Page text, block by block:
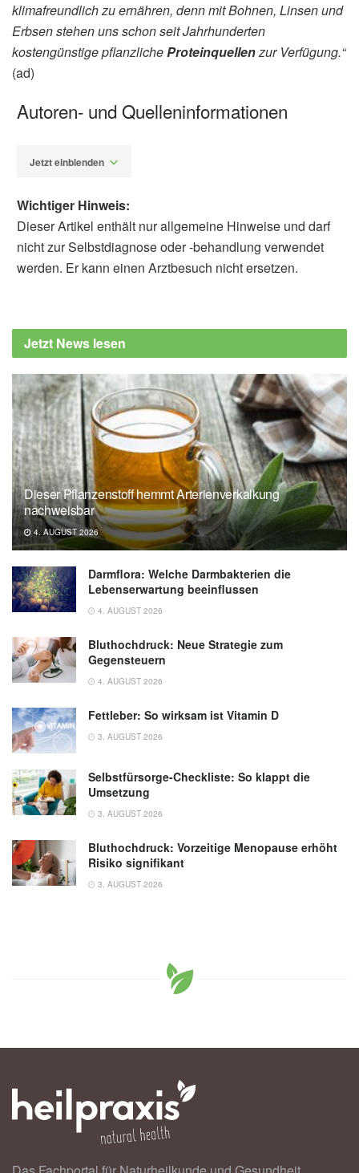
klimafreundlich zu ernähren, denn mit Bohnen, Linsen und
Erbsen stehen uns schon seit Jahrhunderten
kostengünstige pflanzlicheProteinquellenzur Verfügung.“
(ad)
Autoren- und Quelleninformationen
Jetzt einblenden
Insekten sind bislang als Lebensmittel
zugelassen?, (Abruf: 28.02.2023),
Bundeszentrum für Ernährung: Essbare
Insekten, (Abruf: 28.02.2023)
Verbraucherzentrale: Insekten als
Lebensmittel - diese sind zugelassen, (Abruf:
28.02.2023),Verbraucherzentrale
Wichtiger Hinweis:
Dieser Artikel enthält nur allgemeine Hinweise und darf
nicht zur Selbstdiagnose oder -behandlung verwendet
werden. Er kann einen Arztbesuch nicht ersetzen.
Jetzt News lesen
Dieser Pflanzenstoff hemmt Arterienverkalkung
nachweisbar
4. AUGUST 2026
Darmflora: Welche Darmbakterien die
Lebenserwartung beeinflussen
4. AUGUST 2026
Bluthochdruck: Neue Strategie zum
Gegensteuern
4. AUGUST 2026
Fettleber: So wirksam ist Vitamin D
3. AUGUST 2026
Selbstfürsorge-Checkliste: So klappt die
Umsetzung
3. AUGUST 2026
Bluthochdruck: Vorzeitige Menopause erhöht
Risiko signifikant
3. AUGUST 2026